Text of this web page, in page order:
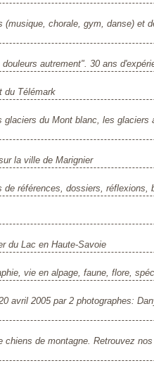
(musique, chorale, gym, danse) et
autrement". 30 ans
du Télémark
du Mont blanc, les
la ville de Marignier
références, dossiers, réflexions,
du Lac en Haute-Savoie
vie en alpage, faune, flore,
avril 2005 par 2 photographes:
de montagne. Retrouvez